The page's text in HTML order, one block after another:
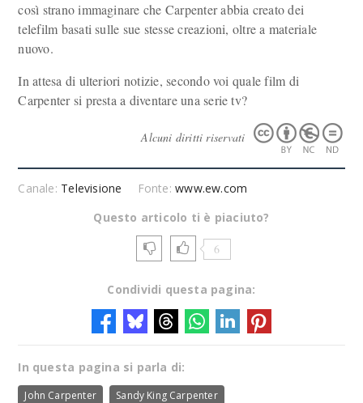
così strano immaginare che Carpenter abbia creato dei
telefilm basati sulle sue stesse creazioni, oltre a materiale
nuovo.
In attesa di ulteriori notizie, secondo voi quale film di
Carpenter si presta a diventare una serie tv?
Alcuni diritti riservati
Canale: Televisione Fonte:www.ew.com
Questo articolo ti è piaciuto?
6
Condividi questa pagina:
In questa pagina si parla di:
John Carpenter Sandy King Carpenter